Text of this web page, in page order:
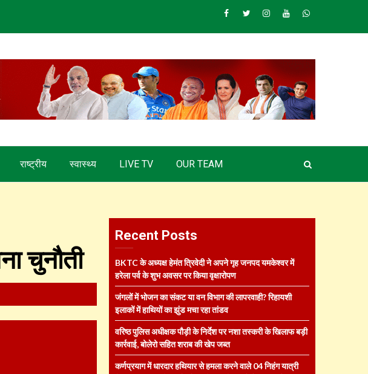
Facebook
TwitterInstagram
YoutubeWhatsapp
राष्ट्रीय स्वास्थ्य LIVE TV OUR TEAM
चुनौती
Recent Posts
BKTC के अध्यक्ष हेमंत त्रिवेदी ने अपने गृह जनपद यमकेश्वर में
हरेला पर्व के शुभ अवसर पर किया वृक्षारोपण
जंगलों में भोजन का संकट या वन विभाग की लापरवाही? रिहायशी
इलाकों में हाथियों का झुंड मचा रहा तांडव
वरिष्ठ पुलिस अधीक्षक पौड़ी के निर्देश पर नशा तस्करी के खिलाफ बड़ी
कार्रवाई, बोलेरो सहित शराब की खेप जब्त
कर्णप्रयाग में धारदार हथियार से हमला करने वाले 04 निहंग यात्री